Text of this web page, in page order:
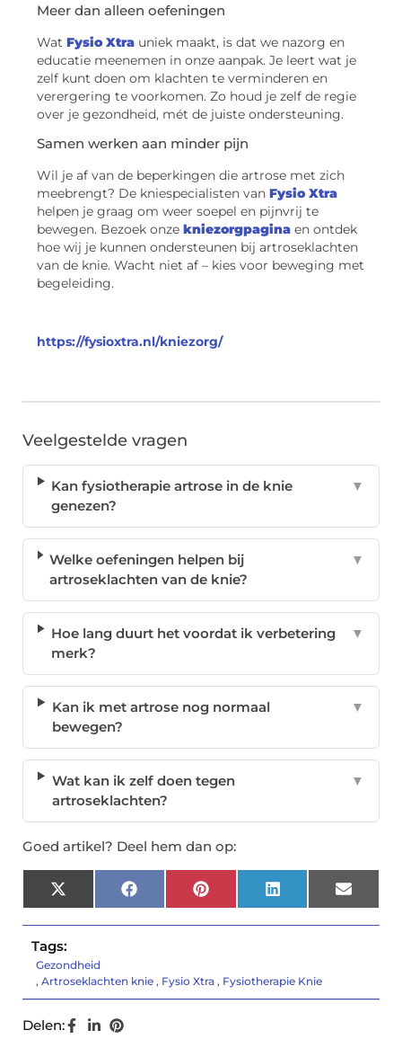
Meer dan alleen oefeningen
Wat Fysio Xtra uniek maakt, is dat we nazorg en
educatie meenemen in onze aanpak. Je leert wat je
zelf kunt doen om klachten te verminderen en
verergering te voorkomen. Zo houd je zelf de regie
over je gezondheid, mét de juiste ondersteuning.
Samen werken aan minder pijn
Wil je af van de beperkingen die artrose met zich
meebrengt? De kniespecialisten van Fysio Xtra
helpen je graag om weer soepel en pijnvrij te
bewegen. Bezoek onze kniezorgpagina en ontdek
hoe wij je kunnen ondersteunen bij artroseklachten
van de knie. Wacht niet af – kies voor beweging met
begeleiding.
https://fysioxtra.nl/kniezorg/
Veelgestelde vragen
Kan fysiotherapie artrose in de knie
genezen?
▼
Welke oefeningen helpen bij
artroseklachten van de knie?
▼
Hoe lang duurt het voordat ik verbetering
merk?
▼
Kan ik met artrose nog normaal
bewegen?
▼
Wat kan ik zelf doen tegen
artroseklachten?
▼
Goed artikel? Deel hem dan op:
X
(Twitter)
FacebookPinterest LinkedIn Email
Tags:
Gezondheid
, Artroseklachten knie , Fysio Xtra , Fysiotherapie Knie
Delen: